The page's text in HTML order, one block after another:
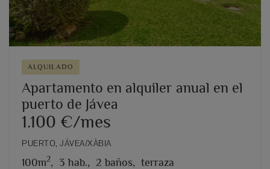
ALQUILADO
Apartamento en alquiler anual en el
puerto de Jávea
1.100 €/mes
PUERTO, JÁVEA/XÀBIA
100m2, 3 hab., 2 baños, terraza